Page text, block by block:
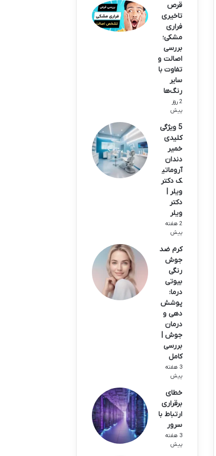
قرص
تاخیری
فراری
مشکی؛
بررسی
اصالت و
تفاوت با
سایر
رنگ‌ها
2 روز
پیش
5 ویژگی
کلیدی
خمیر
دندان
آروماتی
ک دکتر
ویلر |
دکتر
ویلر
2 هفته
پیش
کرم ضد
جوش
رنگی
بیوتی
درما:
پوشش
دهی و
درمان
جوش |
بررسی
کامل
3 هفته
پیش
خطای
برقراری
ارتباط با
سرور
3 هفته
پیش